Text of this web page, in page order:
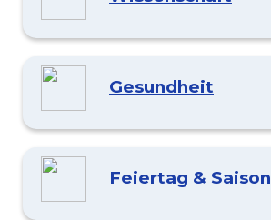
Gesundheit
Feiertag & Saison